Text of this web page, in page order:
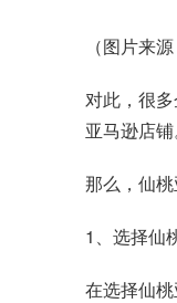
（图片来
对此，很
亚马逊店
那么，仙
1、选择仙
在选择仙